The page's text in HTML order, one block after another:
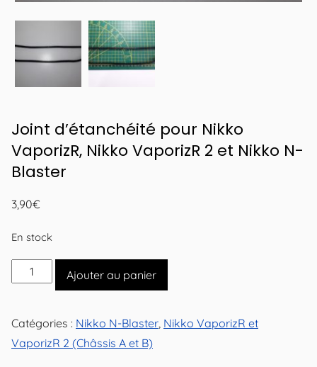
Joint d’étanchéité pour Nikko
VaporizR, Nikko VaporizR 2 et Nikko N-
Blaster
3,90€
En stock
quantité
de
d'étanchéité
pour
Ajouter au panier
Catégories : Nikko N-Blaster Nikko VaporizR et
VaporizR 2 (Châssis A et B)